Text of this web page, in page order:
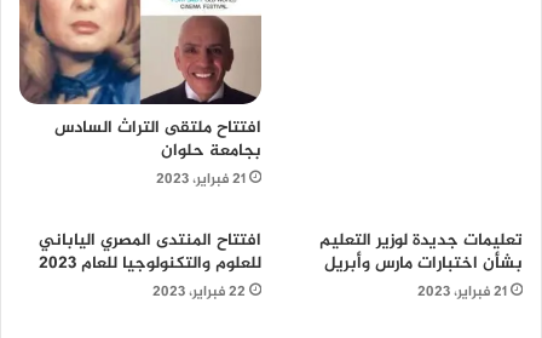
افتتاح ملتقى التراث السادس
بجامعة حلوان
21 فبراير، 2023
تعليمات جديدة لوزير التعليم
بشأن اختبارات مارس وأبريل
21 فبراير، 2023
افتتاح المنتدى المصري الياباني
للعلوم والتكنولوجيا للعام 2023
22 فبراير، 2023